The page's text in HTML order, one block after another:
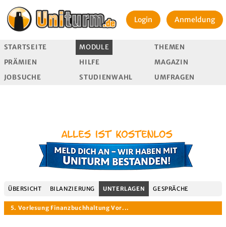
Login Anmeldung
STARTSEITE MODULE
THEMEN
PRÄMIEN
HILFE
MAGAZIN
JOBSUCHE
STUDIENWAHL UMFRAGEN
ÜBERSICHT BILANZIERUNG UNTERLAGEN GESPRÄCHE